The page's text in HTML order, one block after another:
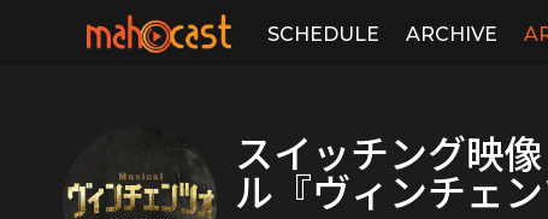
SCHEDULE ARCHIVE
スイッチング映
ル『ヴィンチェン